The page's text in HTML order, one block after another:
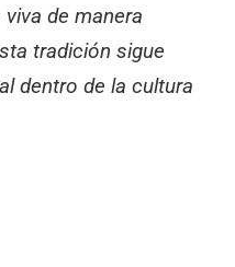
de manera
tradición sigue
dentro de la cultura